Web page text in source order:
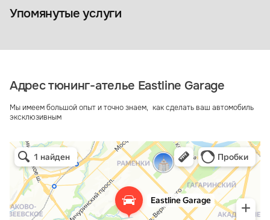
Упомянутые услуги
Перетяжка салона
Адрес тюнинг-ателье Eastline Garage
Мы имеем большой опыт и точно знаем, как сделать ваш автомобиль
эксклюзивным